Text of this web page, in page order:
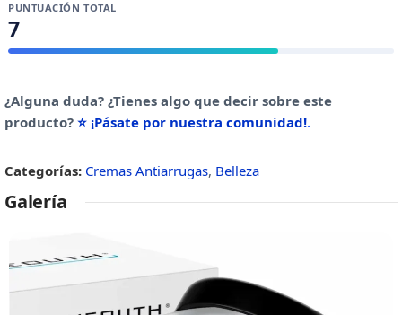
PUNTUACIÓN TOTAL
7
¿Alguna duda? ¿Tienes algo que decir sobre este
producto? ⭐ ¡Pásate por nuestra comunidad!.
Categorías: Cremas Antiarrugas, Belleza
Galería